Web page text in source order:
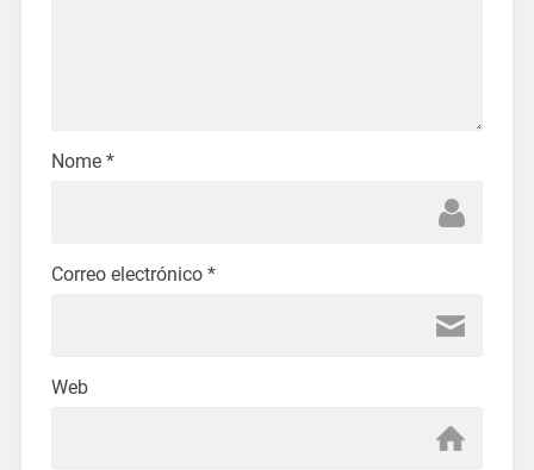
Nome *
Correo electrónico *
Web